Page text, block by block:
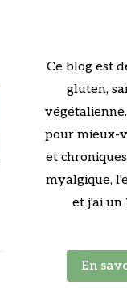
Ce blog est
gluten,
pour mieux-
et
myalgique,
et j'ai un
En